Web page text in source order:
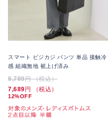
スマート ビジカジ パンツ 単品 接触冷
感 組織無地 裾上げ済み
8,789円 （税込）
7,689円 （税込）
12%OFF